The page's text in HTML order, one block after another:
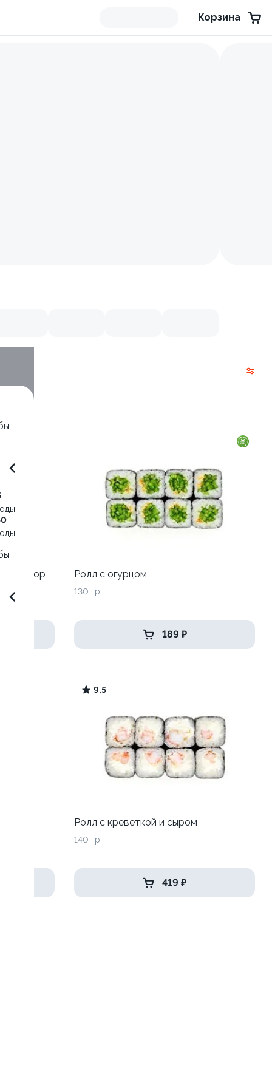
Корзина
на выбор
Ролл с огурцом
130 гр
189 ₽
9.5
Ролл с креветкой и сыром
140 гр
419 ₽